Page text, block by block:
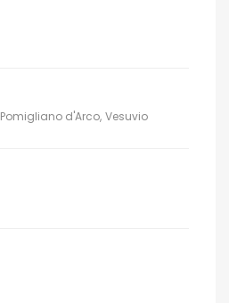
Pomigliano d'Arco Vesuvio